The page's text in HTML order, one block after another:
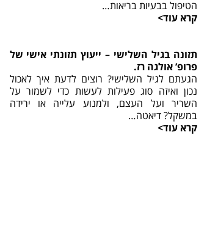
הטיפול בבעיות בריאות…
קרא עוד>
תזונה בגיל השלישי – ייעוץ תזונתי אישי של
פרופ’ אולגה רז.
הגעתם לגיל השלישי? רוצים לדעת איך לאכול
נכון ואיזה סוג פעילות לעשות כדי לשמור על
השריר ועל העצם, ולמנוע עלייה או ירידה
במשקל? דיאטה…
קרא עוד>